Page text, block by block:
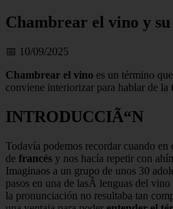
Chambrear el vino y
📅 10/09/2025
Chambrear el vino es un término
conviene interiorizar para hablar de la
INTRODUCCIÃ“N
Todavía podemos recordar cuando en
de francés y nos hacía repetir con
Imaginaos a un grupo de unos 30
pasos en una de lasÂ lenguas del
la pronunciación no resultaba tan